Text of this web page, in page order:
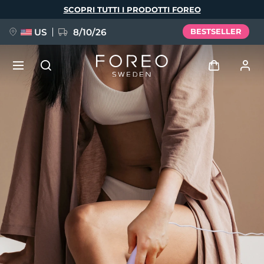
SCOPRI TUTTI I PRODOTTI FOREO
US 8/10/26 BESTSELLER
Accedi
Profilo utente
I miei dispositivi
I miei ordini
I miei indirizzi
I miei abbonamenti
NUOVO
FAQ™ Pure Beauty-Tech Elixir
BREAKING NEWS
issa™ Teeth Whitening Set
Lingua
English Deutsch
Español
Français
Italiano
Português
Polski
Svenska
Русский
Türkçe
简体中文 繁體中文